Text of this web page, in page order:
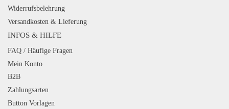
Widerrufsbelehrung
Versandkosten & Lieferung
INFOS & HILFE
FAQ / Häufige Fragen
Mein Konto
B2B
Zahlungsarten
Button Vorlagen